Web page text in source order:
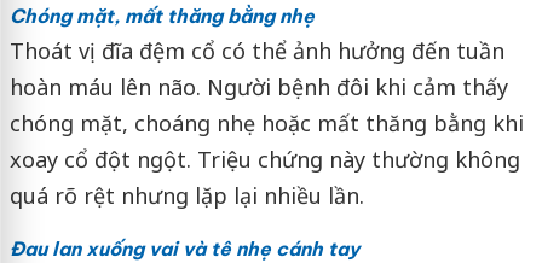
Chóng mặt, mất thăng bằng nhẹ
Thoát vị đĩa đệm cổ có thể ảnh hưởng đến tuần
hoàn máu lên não. Người bệnh đôi khi cảm thấy
chóng mặt, choáng nhẹ hoặc mất thăng bằng khi
xoay cổ đột ngột. Triệu chứng này thường không
quá rõ rệt nhưng lặp lại nhiều lần.
Đau lan xuống vai và tê nhẹ cánh tay